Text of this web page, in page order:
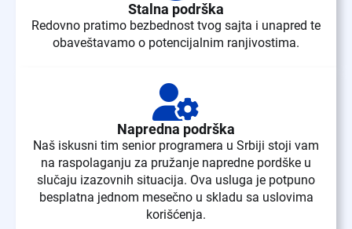
Stalna podrška
Redovno pratimo bezbednost tvog sajta i unapred te
obaveštavamo o potencijalnim ranjivostima.
Napredna podrška
Naš iskusni tim senior programera u Srbiji stoji vam
na raspolaganju za pružanje napredne pordške u
slučaju izazovnih situacija. Ova usluga je potpuno
besplatna jednom mesečno u skladu sa uslovima
korišćenja.